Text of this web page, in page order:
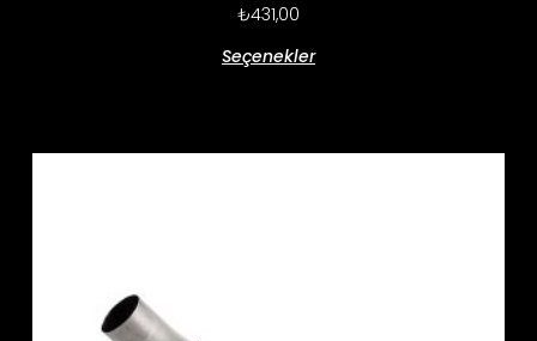
₺431,00
Seçenekler